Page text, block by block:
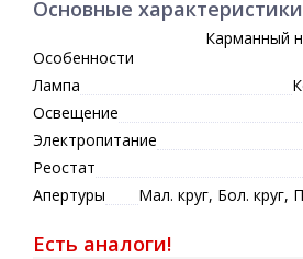
Основные характеристики
Особенности
Карманный
Лампа
Освещение
Электропитание
Реостат
Апертуры
Мал. круг, Бол. круг,
Есть аналоги!